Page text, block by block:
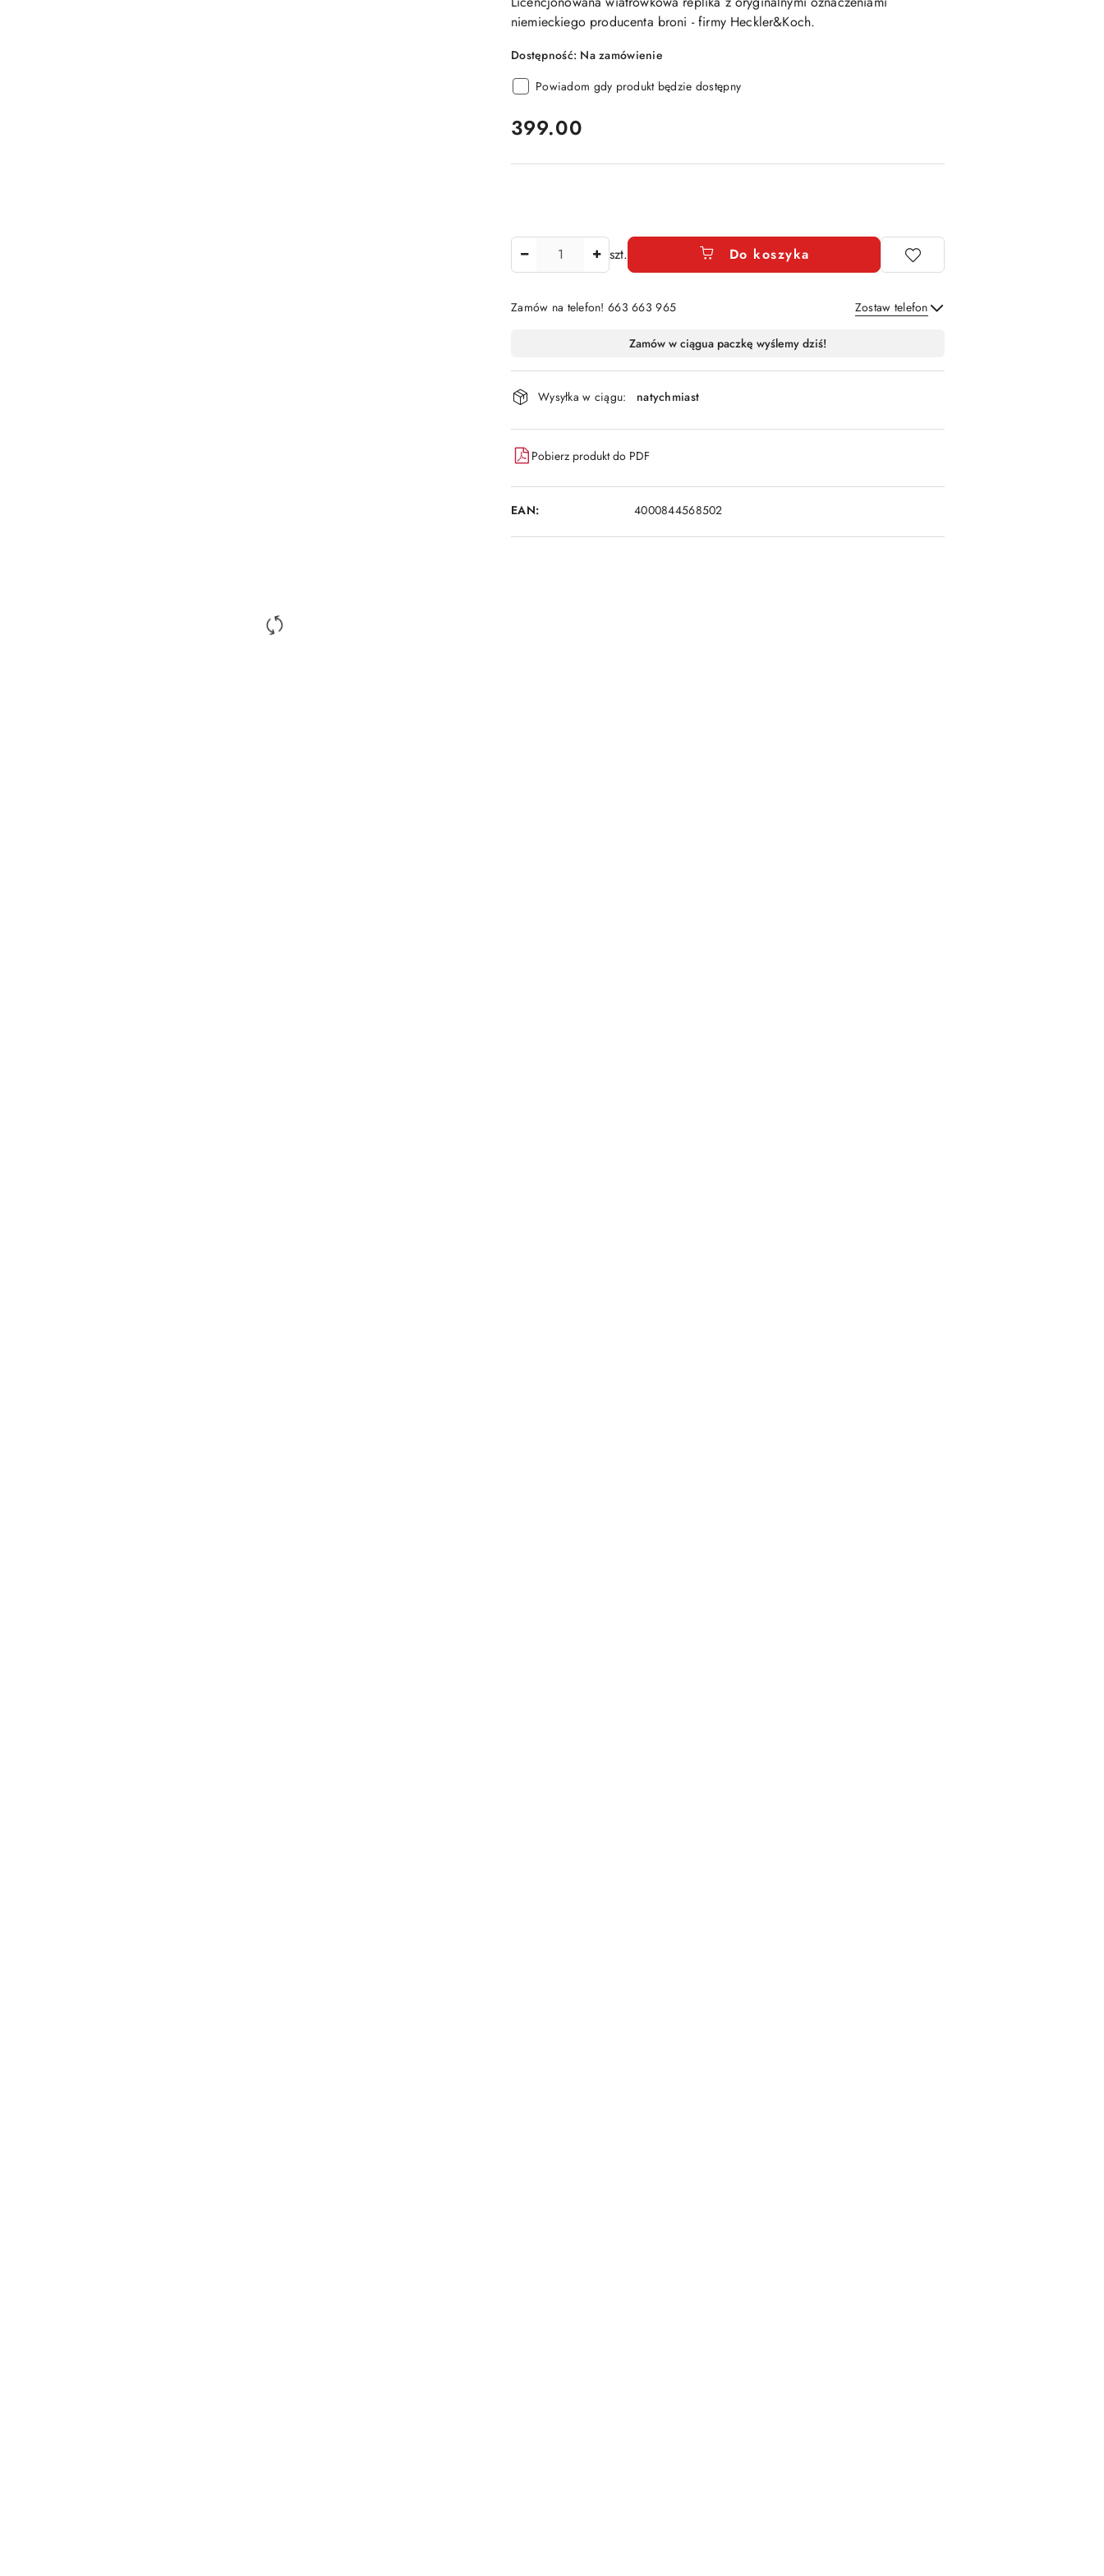
niemieckiego producenta broni - firmy Heckler&Koch.
Dostępność: Na zamówienie
Powiadom gdy produkt będzie dostępny
cena:
399.00
szt. Do koszyka
Zamów na telefon! 663 663 965 Zostaw telefon
i
dostawa
Zamów w ciągua paczkę wyślemy dziś!
Wysyłka w ciągu: natychmiast
Pobierz produkt do PDF
EAN: 4000844568502